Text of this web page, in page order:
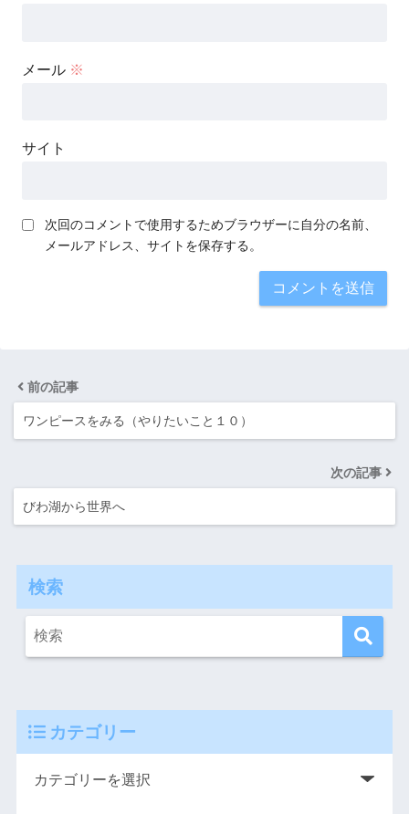
メール ※
サイト
次回のコメントで使用するためブラウザーに自分の名前、
メールアドレス、サイトを保存する。
前の記事
ワンピースをみる（やりたいこと１０）
次の記事
びわ湖から世界へ
検索
カテゴリー